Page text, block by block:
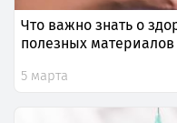
Что важно знать о
полезных материалов
5 марта